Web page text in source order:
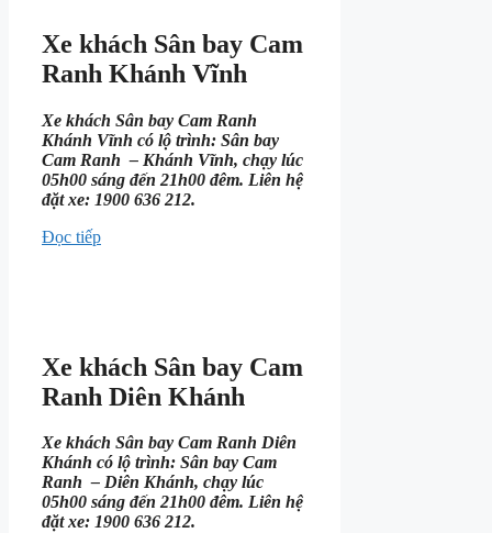
Xe khách Sân bay Cam
Ranh Khánh Vĩnh
Xe khách Sân bay Cam Ranh
Khánh Vĩnh có lộ trình: Sân bay
Cam Ranh – Khánh Vĩnh, chạy lúc
05h00 sáng đến 21h00 đêm. Liên hệ
đặt xe: 1900 636 212.
Đọc tiếp
Xe khách Sân bay Cam
Ranh Diên Khánh
Xe khách Sân bay Cam Ranh Diên
Khánh có lộ trình: Sân bay Cam
Ranh – Diên Khánh, chạy lúc
05h00 sáng đến 21h00 đêm. Liên hệ
đặt xe: 1900 636 212.